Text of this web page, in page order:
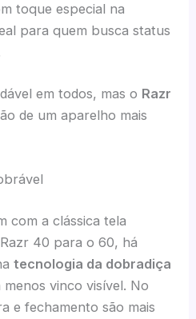
toque especial na
para quem busca status
em todos, mas o Razr
de um aparelho mais
com a clássica tela
40 para o 60, há
tecnologia da dobradiça
vinco visível. No
e fechamento são mais